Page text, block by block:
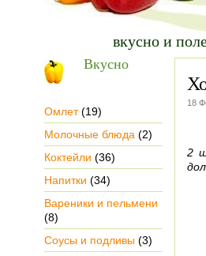
вкусно и
Вкусно
Омлет(19)
Молочные блюда (2)
Коктейли (36)
Напитки (34)
Вареники и пельмени
(8)
Соусы и подливы(3)
18
2